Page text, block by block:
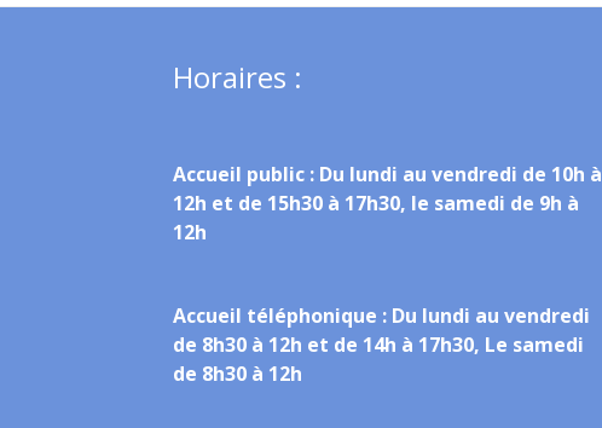
Horaires :
Accueil public : Du lundi au vendredi de 10h à
12h et de 15h30 à 17h30, le samedi de 9h à
12h
Accueil téléphonique : Du lundi au vendredi
de 8h30 à 12h et de 14h à 17h30, Le samedi
de 8h30 à 12h